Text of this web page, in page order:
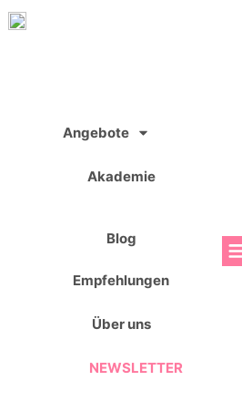
Zum
Angebote
Akademie
Blog
Empfehlungen
Über uns
NEWSLETTER